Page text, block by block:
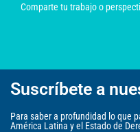
Comparte tu trabajo o
Suscríbete a
Para saber a profundidad lo que
América Latina y el Estado de